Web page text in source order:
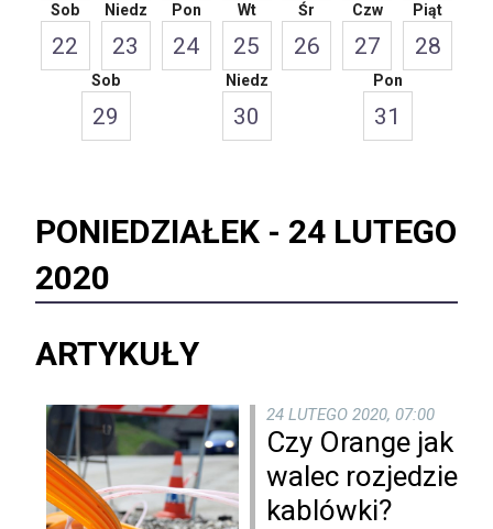
Sob
22
Niedz
23
Pon
24
Wt
25
Śr
26
Czw
27
Piąt
28
Sob
29
Niedz
30
Pon
31
PONIEDZIAŁEK - 24 LUTEGO
2020
ARTYKUŁY
24 LUTEGO 2020, 07:00
Czy Orange jak
walec rozjedzie
kablówki?